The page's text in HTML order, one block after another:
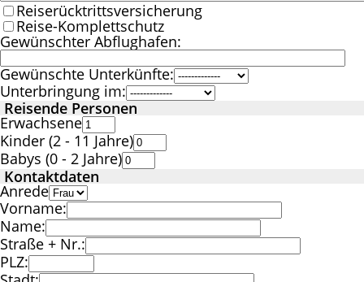
Reiserücktrittsversicherung
Reise-Komplettschutz
Gewünschter Abflughafen:
Gewünschte Unterkünfte:
Unterbringung im:
Reisende Personen
Erwachsene
Kinder (2 - 11 Jahre)
Babys (0 - 2 Jahre)
Kontaktdaten
Anrede
Vorname:
Name:
Straße + Nr.:
PLZ: